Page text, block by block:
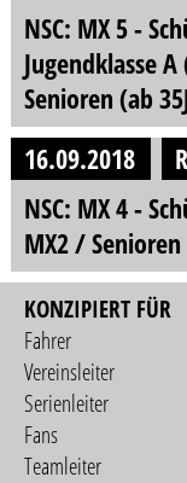
NSC: MX 5 -
Jugendklasse
Senioren (ab
16.09.2018
NSC: MX 4 -
MX2 /
KONZIPIERT FÜR
Fahrer
Vereinsleiter
Serienleiter
Fans
Teamleiter